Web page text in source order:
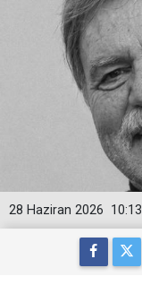
10:13
28 Haziran 2026